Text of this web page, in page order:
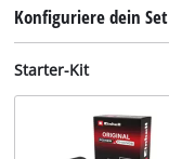
Konfiguriere dein Set
Starter-Kit